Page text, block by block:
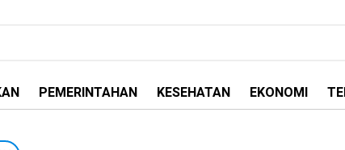
PEMERINTAHAN KESEHATAN EKONOMI